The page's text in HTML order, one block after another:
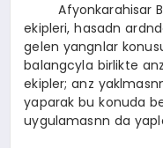
SAĞLIK
TEKNOLOJI
Afyonkarahisar
ekipleri, hasadn
gelen yangnlar
balangcyla birlikte
ekipler; anz
yaparak bu konuda
uygulamasnn da